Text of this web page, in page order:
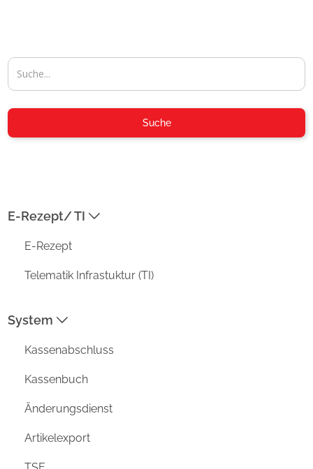
Suche
E-Rezept/ TI
E-Rezept
Telematik Infrastuktur (TI)
System
Kassenabschluss
Kassenbuch
Änderungsdienst
Artikelexport
04954-30 59-116
info@aposoft.de
aposoft
Kirchstraße 4a